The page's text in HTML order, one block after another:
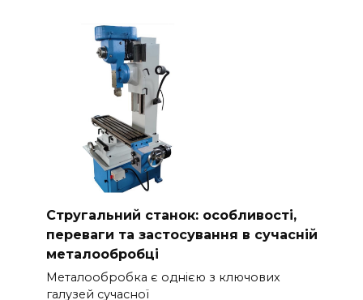
Стругальний станок: особливості,
переваги та застосування в сучасній
металообробці
Металообробка є однією з ключових
галузей сучасної